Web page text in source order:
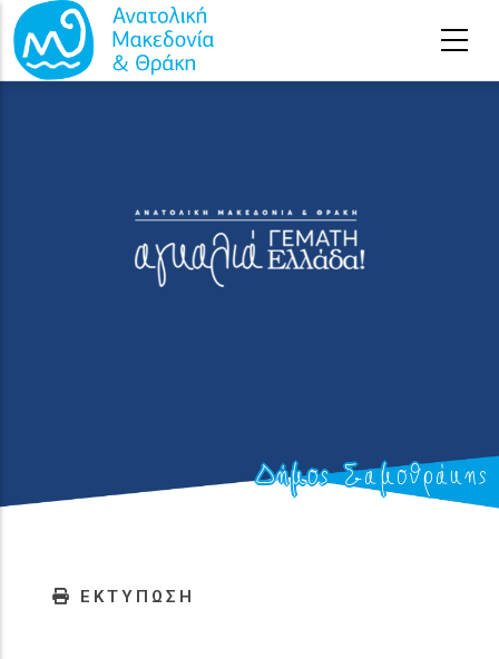
Παράκαμψη προς το κυρίως περιεχόμενο
Δήμος Σαμοθράκης
ΕΚΤΥΠΩΣΗ